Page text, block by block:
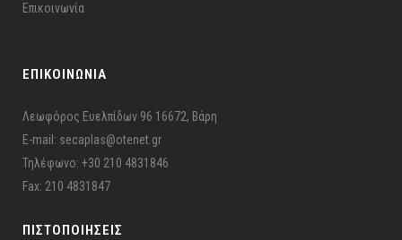
Επικοινωνία
ΕΠΙΚΟΙΝΩΝΙΑ
Λεωφόρος Ευελπίδων 96 16672, Βάρη
E-mail: secaplas@otenet.gr
Τηλέφωνο: +30 210 4831846
Fax: 210 4831847
ΠΙΣΤΟΠΟΙΉΣΕΙΣ